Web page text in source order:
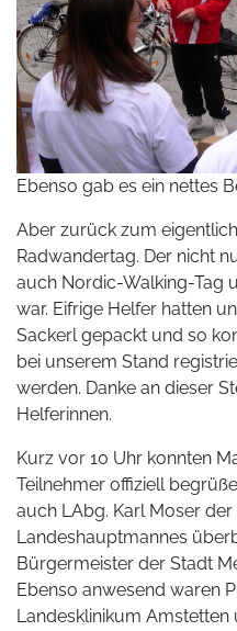
Ebenso gab es ein nettes
Aber zurück zum
Radwandertag. Der nicht
auch Nordic-Walking-Tag
war. Eifrige Helfer hatten
Sackerl gepackt und so
bei unserem Stand
werden. Danke an dieser
Helferinnen.
Kurz vor 10 Uhr konnten
Teilnehmer offiziell
auch LAbg. Karl Moser
Landeshauptmannes
Bürgermeister der Stadt
Ebenso anwesend waren
Landesklinikum